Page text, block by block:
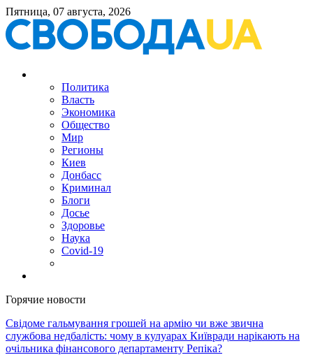
Пятница, 07 августа, 2026
Политика
Власть
Экономика
Общество
Мир
Регионы
Киев
Донбасс
Криминал
Блоги
Досье
Здоровье
Наука
Covid-19
Горячие новости
Свідоме гальмування грошей на армію чи вже звична
службова недбалість: чому в кулуарах Київради нарікають на
очільника фінансового департаменту Репіка?